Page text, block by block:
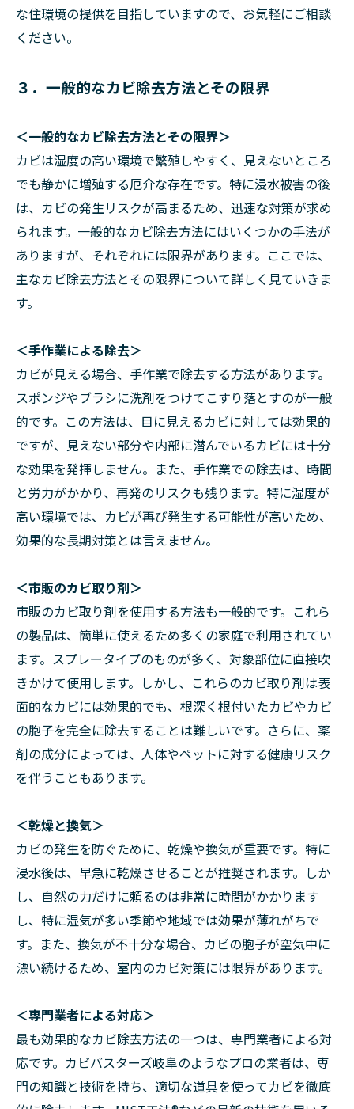
な住環境の提供を目指していますので、お気軽にご相談
ください。
３．一般的なカビ除去方法とその限界
＜一般的なカビ除去方法とその限界＞
カビは湿度の高い環境で繁殖しやすく、見えないところ
でも静かに増殖する厄介な存在です。特に浸水被害の後
は、カビの発生リスクが高まるため、迅速な対策が求め
られます。一般的なカビ除去方法にはいくつかの手法が
ありますが、それぞれには限界があります。ここでは、
主なカビ除去方法とその限界について詳しく見ていきま
す。
＜手作業による除去＞
カビが見える場合、手作業で除去する方法があります。
スポンジやブラシに洗剤をつけてこすり落とすのが一般
的です。この方法は、目に見えるカビに対しては効果的
ですが、見えない部分や内部に潜んでいるカビには十分
な効果を発揮しません。また、手作業での除去は、時間
と労力がかかり、再発のリスクも残ります。特に湿度が
高い環境では、カビが再び発生する可能性が高いため、
効果的な長期対策とは言えません。
＜市販のカビ取り剤＞
市販のカビ取り剤を使用する方法も一般的です。これら
の製品は、簡単に使えるため多くの家庭で利用されてい
ます。スプレータイプのものが多く、対象部位に直接吹
きかけて使用します。しかし、これらのカビ取り剤は表
面的なカビには効果的でも、根深く根付いたカビやカビ
の胞子を完全に除去することは難しいです。さらに、薬
剤の成分によっては、人体やペットに対する健康リスク
を伴うこともあります。
＜乾燥と換気＞
カビの発生を防ぐために、乾燥や換気が重要です。特に
浸水後は、早急に乾燥させることが推奨されます。しか
し、自然の力だけに頼るのは非常に時間がかかります
し、特に湿気が多い季節や地域では効果が薄れがちで
す。また、換気が不十分な場合、カビの胞子が空気中に
漂い続けるため、室内のカビ対策には限界があります。
＜専門業者による対応＞
最も効果的なカビ除去方法の一つは、専門業者による対
応です。カビバスターズ岐阜のようなプロの業者は、専
門の知識と技術を持ち、適切な道具を使ってカビを徹底